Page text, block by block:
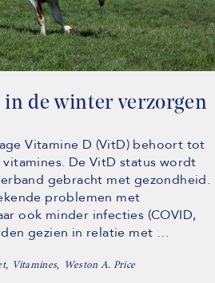
de winter verzorgen
Vitamine D (VitD) behoort tot
De VitD status wordt
gebracht met gezondheid.
problemen met
ook minder infecties (COVID,
gezien in relatie met …
, Vitamines, Weston A. Price